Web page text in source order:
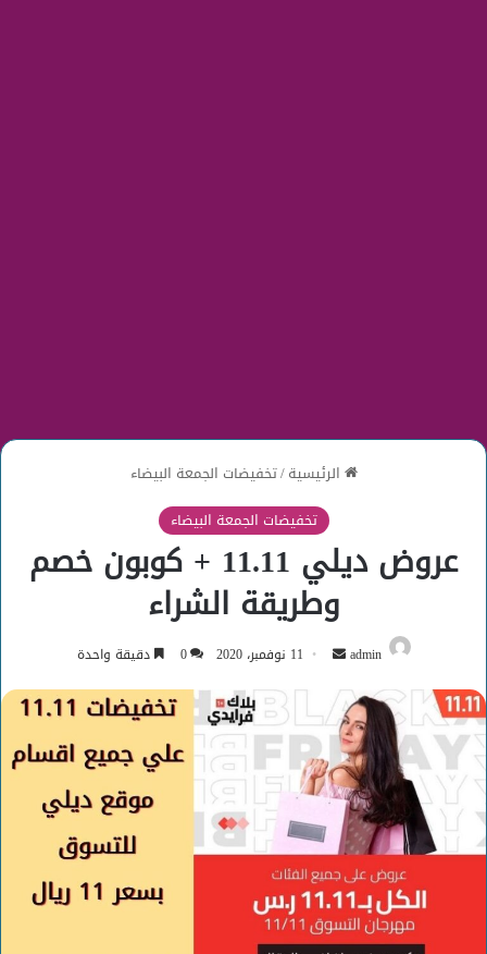
الرئيسية/تخفيضات الجمعة البيضاء
تخفيضات الجمعة البيضاء
عروض ديلي 11.11 + كوبون خصم
وطريقة الشراء
admin
أرسل
إلكترونيا
11 نوفمبر، 2020 0 دقيقة واحدة